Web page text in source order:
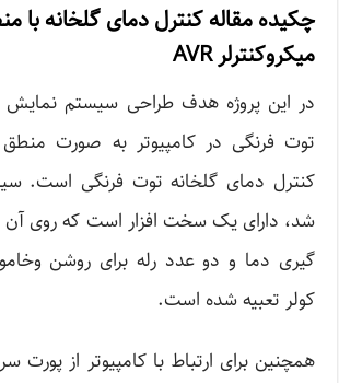
چکیده مقاله کنترل دمای گلخانه با
میکروکنترلر AVR
در این پروژه هدف طراحی سیستم
توت فرنگی در کامپیوتر به صورت
کنترل دمای گلخانه توت فرنگی است.
شد، دارای یک سخت افزار است که روی آن
گیری دما و دو عدد رله برای روشن
کولر تعبیه شده است.
همچنین برای ارتباط با کامپیوتر از پورت